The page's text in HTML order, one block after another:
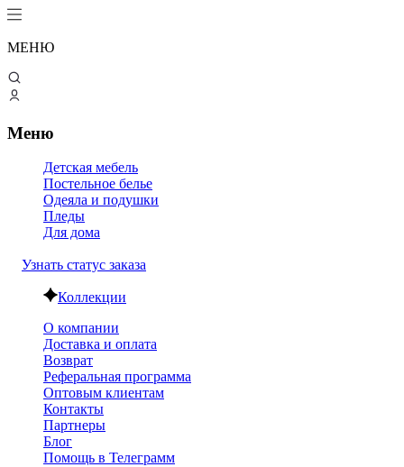
МЕНЮ
Меню
Детская мебель
Постельное белье
Одеяла и подушки
Пледы
Для дома
Узнать статус заказа
Коллекции
О компании
Доставка и оплата
Возврат
Реферальная программа
Оптовым клиентам
Контакты
Партнеры
Блог
Помощь в Телеграмм